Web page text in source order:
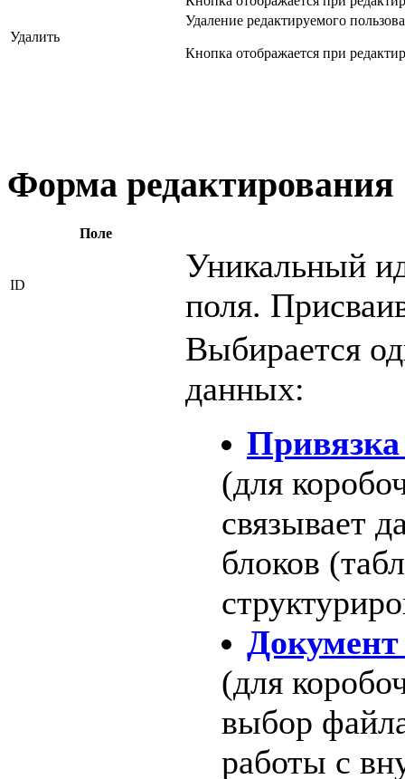
Удалить
Удаление редактируемого
Кнопка отображается при
Форма редактирования
Поле
ID
Уникальный
поля.
Выбирается
данных:
(для
связывает
блоков
Документ
(для
выбор
работы с